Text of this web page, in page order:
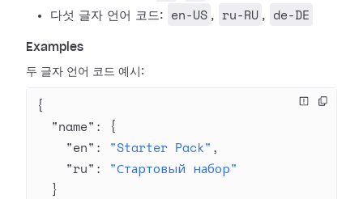
다섯 글자 언어 코드: en-US , ru-RU , de-DE
Examples
두 글자 언어 코드 예시:
{
  "name"
: {
    "en"
: "Starter Pack" ,
    "ru"
: "Стартовый набор"
  }